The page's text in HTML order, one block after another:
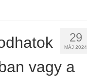
29
MÁJ 2024
vagy a